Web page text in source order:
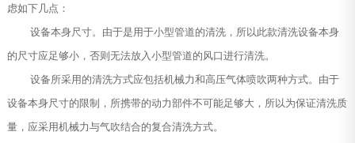
虑如下几点：
设备本身尺寸。由于是用于小型管道的清洗，所以此款清洗设备本身
的尺寸应足够小，否则无法放入小型管道的风口进行清洗。
设备所采用的清洗方式应包括机械力和高压气体喷吹两种方式。由于
设备本身尺寸的限制，所携带的动力部件不可能足够大，所以为保证清洗质
量，应采用机械力与气吹结合的复合清洗方式。